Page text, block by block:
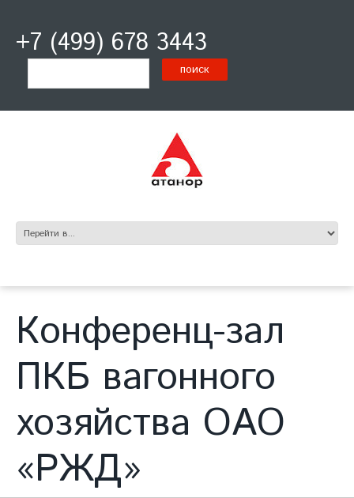
+7 (499) 678 3443
Конференц-зал
ПКБ вагонного
хозяйства ОАО
«РЖД»